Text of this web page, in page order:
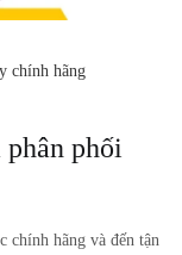
chính hãng
phối
chính hãng và đến tận